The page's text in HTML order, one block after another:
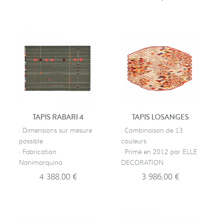
TAPIS RABARI 4
· Dimensions sur mesure
possible
· Fabrication
Nanimarquina
4 388,00 €
TAPIS LOSANGES
· Combinaison de 13
couleurs
· Primé en 2012 par ELLE
DECORATION
3 986,00 €